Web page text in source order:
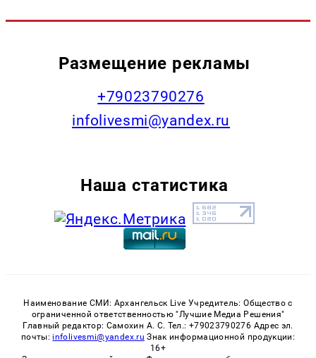
Размещение рекламы
+79023790276
infolivesmi@yandex.ru
Наша статистика
Наименование СМИ: Архангельск Live Учредитель: Общество с
ограниченной ответственностью "Лучшие Медиа Решения"
Главный редактор: Самохин А. С. Тел.: +79023790276 Адрес эл.
почты: infolivesmi@yandex.ru Знак информационной продукции:
16+